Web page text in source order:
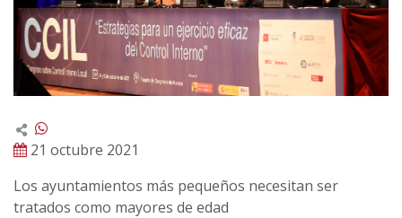
21 octubre 2021
Los ayuntamientos más pequeños necesitan ser
tratados como mayores de edad